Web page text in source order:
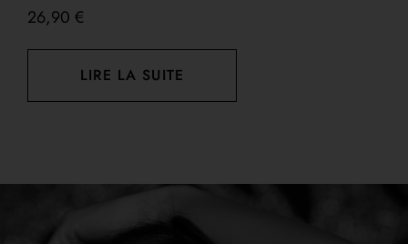
26,90 €
LIRE LA SUITE